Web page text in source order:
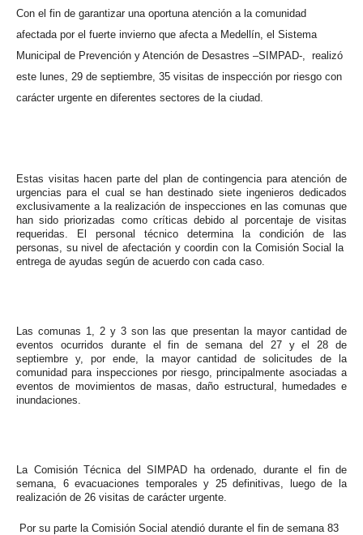
Con el fin de garantizar una oportuna atención a la comunidad
afectada por el fuerte invierno que afecta a Medellín, el Sistema
Municipal de Prevención y Atención de Desastres –SIMPAD-, realizó
este lunes, 29 de septiembre, 35 visitas de inspección por riesgo con
carácter urgente en diferentes sectores de la ciudad.
Estas visitas hacen parte del plan de contingencia para atención de
urgencias para el cual se han destinado siete ingenieros dedicados
exclusivamente a la realización de inspecciones en las comunas que
han sido priorizadas como críticas debido al porcentaje de visitas
requeridas. El personal técnico determina la condición de las
personas, su nivel de afectación y coordin con la Comisión Social la
entrega de ayudas según de acuerdo con cada caso.
Las comunas 1, 2 y 3 son las que presentan la mayor cantidad de
eventos ocurridos durante el fin de semana del 27 y el 28 de
septiembre y, por ende, la mayor cantidad de solicitudes de la
comunidad para inspecciones por riesgo, principalmente asociadas a
eventos de movimientos de masas, daño estructural, humedades e
inundaciones.
La Comisión Técnica del SIMPAD ha ordenado, durante el fin de
semana, 6 evacuaciones temporales y 25 definitivas, luego de la
realización de 26 visitas de carácter urgente.
Por su parte la Comisión Social atendió durante el fin de semana 83